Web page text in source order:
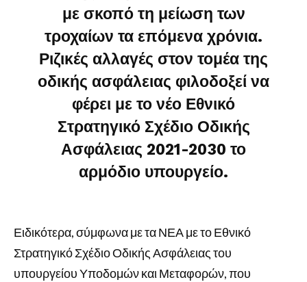
με σκοπό τη μείωση των
τροχαίων τα επόμενα χρόνια.
Ριζικές αλλαγές στον τομέα της
οδικής ασφάλειας φιλοδοξεί να
φέρει με το νέο Εθνικό
Στρατηγικό Σχέδιο Οδικής
Ασφάλειας 2021-2030 το
αρμόδιο υπουργείο.
Ειδικότερα, σύμφωνα με τα ΝΕΑ με το Εθνικό
Στρατηγικό Σχέδιο Οδικής Ασφάλειας του
υπουργείου Υποδομών και Μεταφορών, που